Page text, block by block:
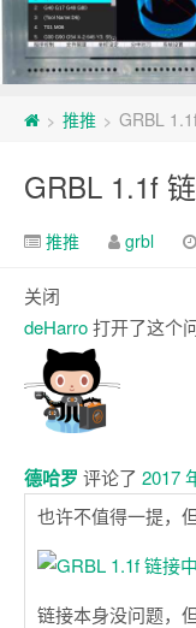
> 推推 > GRBL
GRBL 1.1f
推推 grbl
关闭
deHarro打开了这个
评
德哈罗 评论了 2017
也许不值得一提，
链接本身没问题，